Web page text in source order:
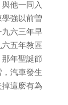
他一同入
強以前曽
六三年早
五年教區
年聖誕節
汽車發生
這麽有為